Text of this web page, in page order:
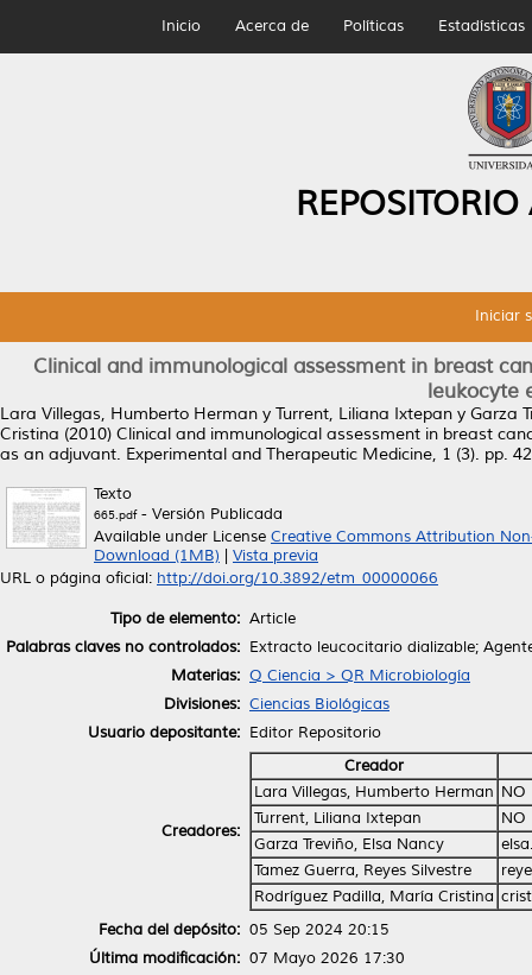
Inicio Acerca de Políticas Estadísticas
Iniciar
Clinical and immunological assessment in breast
leukocyte
Lara Villegas, Humberto Herman y Turrent, Liliana Ixtepan y Garza
Cristina (2010) Clinical and immunological assessment in breast
as an adjuvant. Experimental and Therapeutic Medicine, 1 (3). pp.
Texto
665.pdf- Versión Publicada
Available under License Creative Commons Attribution
Download (1MB)
Vista previa
URL o página oficial: http://doi.org/10.3892/etm_00000066
Tipo de elemento: Article
Palabras claves no controlados: Extracto leucocitario dializable;
Materias: Q Ciencia > QR Microbiología
Divisiones: Ciencias Biológicas
Usuario depositante: Editor Repositorio
Creadores:
Creador
Lara Villegas, Humberto Herman NO
Turrent, Liliana Ixtepan
NO
Garza Treviño, Elsa Nancy
Tamez Guerra, Reyes Silvestre
Rodríguez Padilla, María Cristina
Fecha del depósito: 05 Sep 2024 20:15
Última modificación: 07 Mayo 2026 17:30